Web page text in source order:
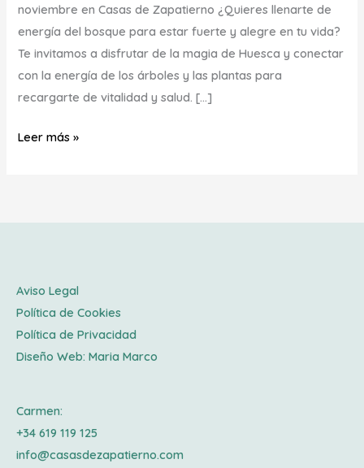
noviembre en Casas de Zapatierno ¿Quieres llenarte de
energía del bosque para estar fuerte y alegre en tu vida?
Te invitamos a disfrutar de la magia de Huesca y conectar
con la energía de los árboles y las plantas para
recargarte de vitalidad y salud. […]
Leer más »
Aviso Legal
Política de Cookies
Política de Privacidad
Diseño Web: Maria Marco
Carmen:
+34 619 119 125
info@casasdezapatierno.com